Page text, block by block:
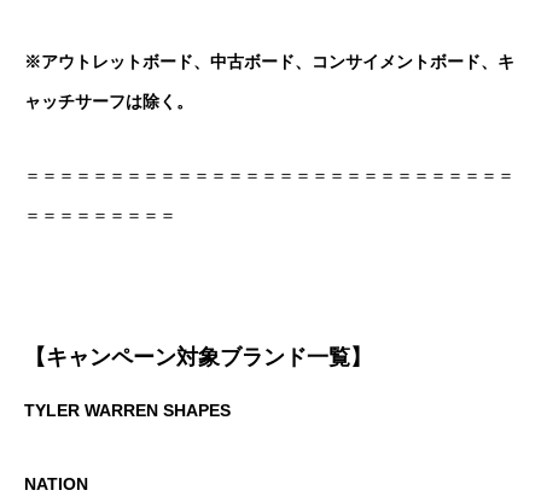
※アウトレットボード、中古ボード、コンサイメントボード、キ
ャッチサーフは除く。
＝＝＝＝＝＝＝＝＝＝＝＝＝＝＝＝＝＝＝＝＝＝＝＝＝＝＝＝＝
＝＝＝＝＝＝＝＝＝
【キャンペーン対象ブランド一覧】
TYLER WARREN SHAPES
NATION